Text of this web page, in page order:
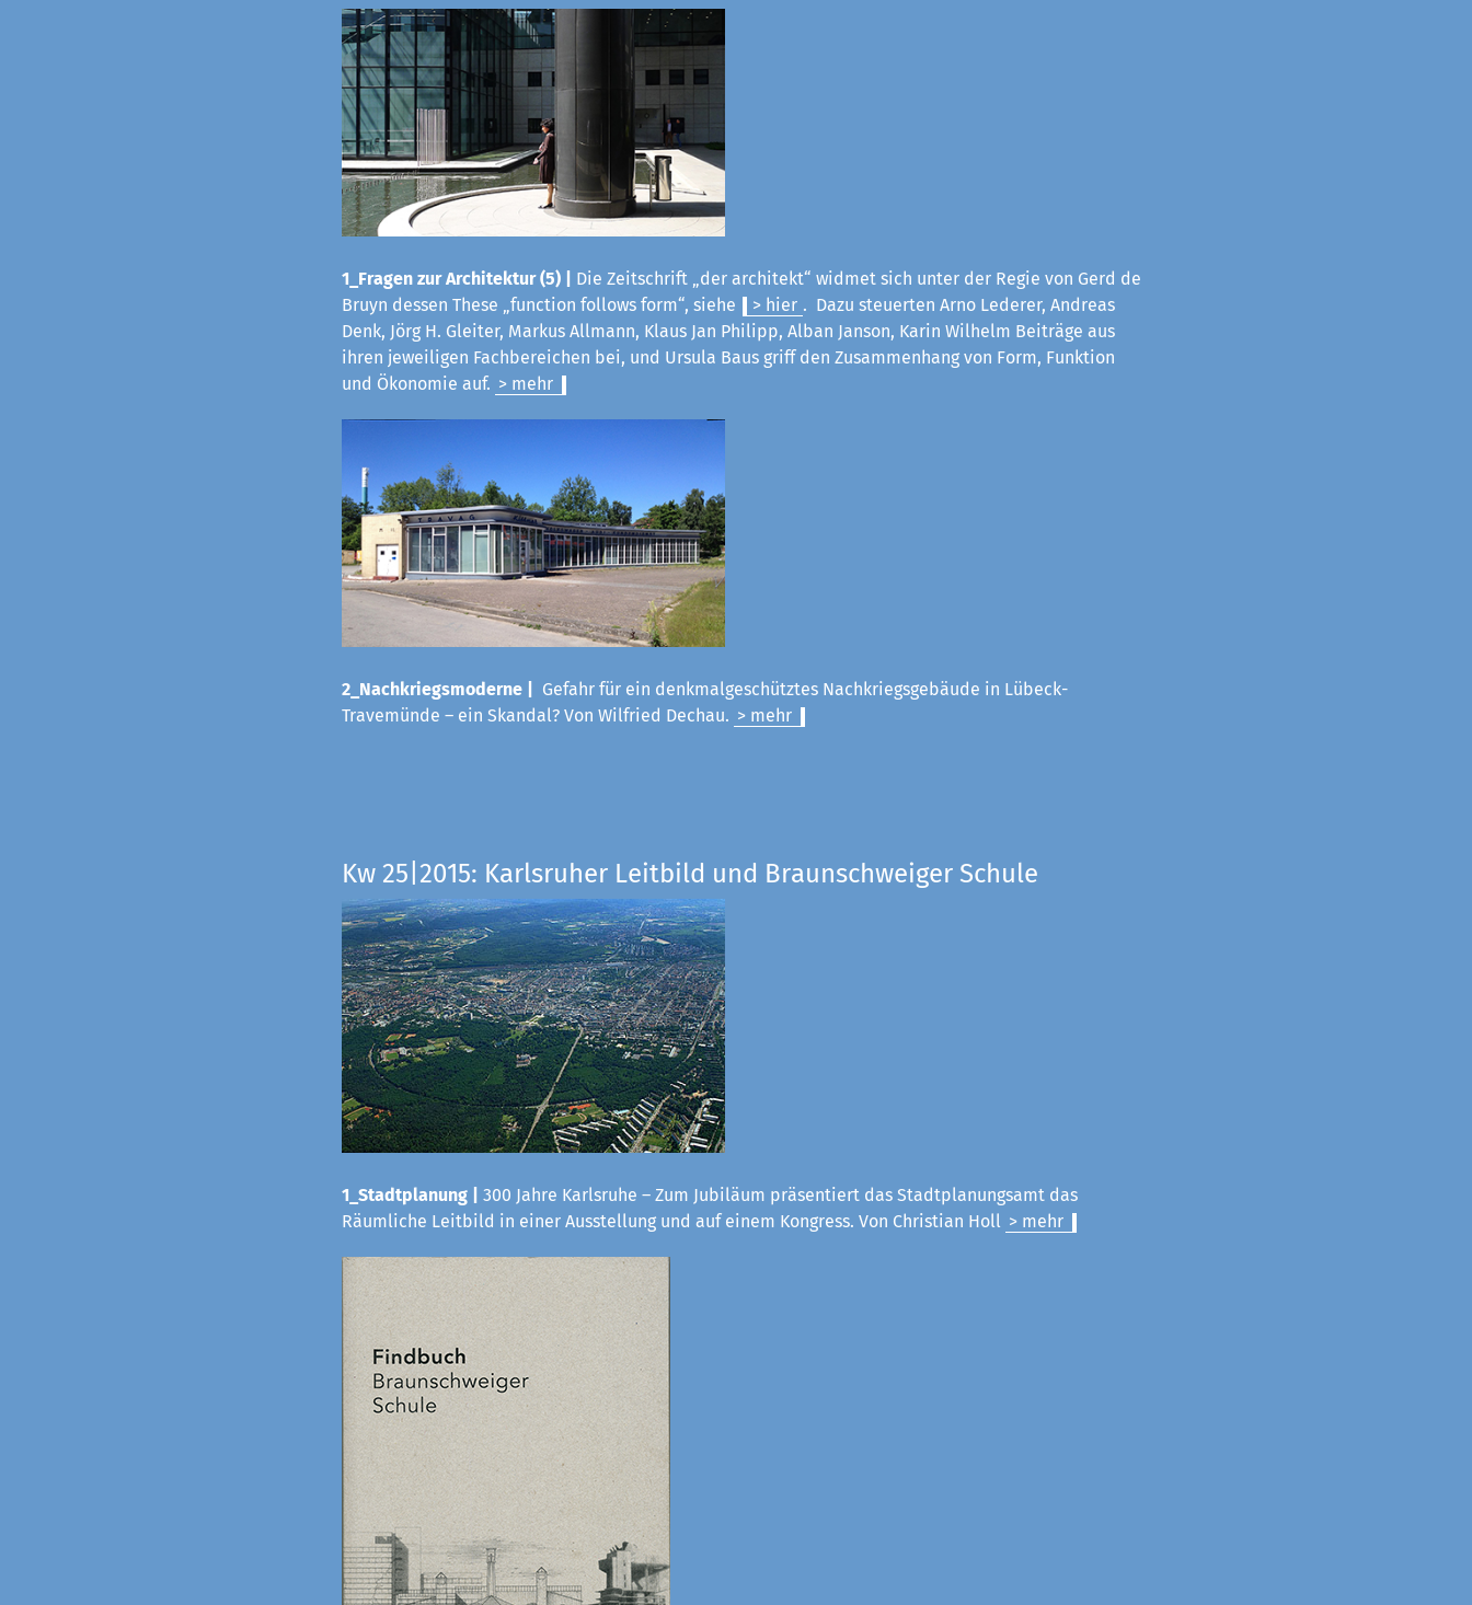
1_Fragen zur Architektur (5) |
Die Zeitschrift „der architekt“ widmet sich unter der Regie von Gerd de
Bruyn dessen These „function follows form“, siehe
> hier . Dazu steuerten Arno Lederer, Andreas
Denk, Jörg H. Gleiter, Markus Allmann, Klaus Jan Philipp, Alban Janson, Karin Wilhelm Beiträge aus
ihren jeweiligen Fachbereichen bei, und Ursula Baus griff den Zusammenhang von Form, Funktion
und Ökonomie auf. > mehr
2_Nachkriegsmoderne |
Gefahr für ein denkmalgeschütztes Nachkriegsgebäude in Lübeck-
Travemünde – ein Skandal? Von Wilfried Dechau. > mehr
Kw 25|2015: Karlsruher Leitbild und Braunschweiger Schule
1_Stadtplanung |
300 Jahre Karlsruhe – Zum Jubiläum präsentiert das Stadtplanungsamt das
Räumliche Leitbild in einer Ausstellung und auf einem Kongress. Von Christian Holl > mehr